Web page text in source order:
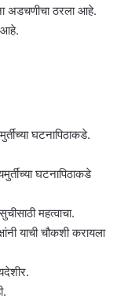
अडचणीचा ठरला आहे.
आहे.
घटनापिठाकडे.
घटनापिठाकडे
महत्वाचा.
याची चौकशी करायला